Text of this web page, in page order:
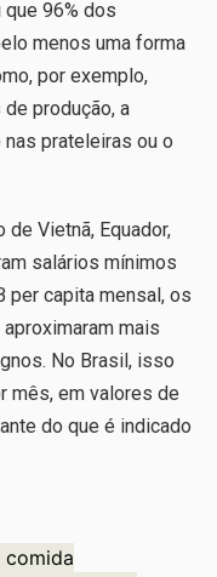
96% dos
menos uma forma
por exemplo,
produção, a
prateleiras ou o
Vietnã, Equador,
salários mínimos
per capita mensal, os
mais
No Brasil, isso
mês, em valores de
do que é indicado
comida